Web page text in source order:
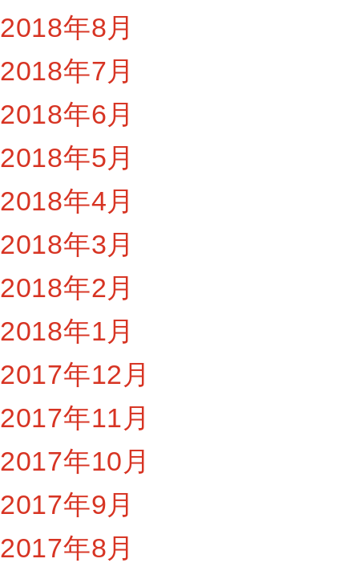
2018年8月
2018年7月
2018年6月
2018年5月
2018年4月
2018年3月
2018年2月
2018年1月
2017年12月
2017年11月
2017年10月
2017年9月
2017年8月